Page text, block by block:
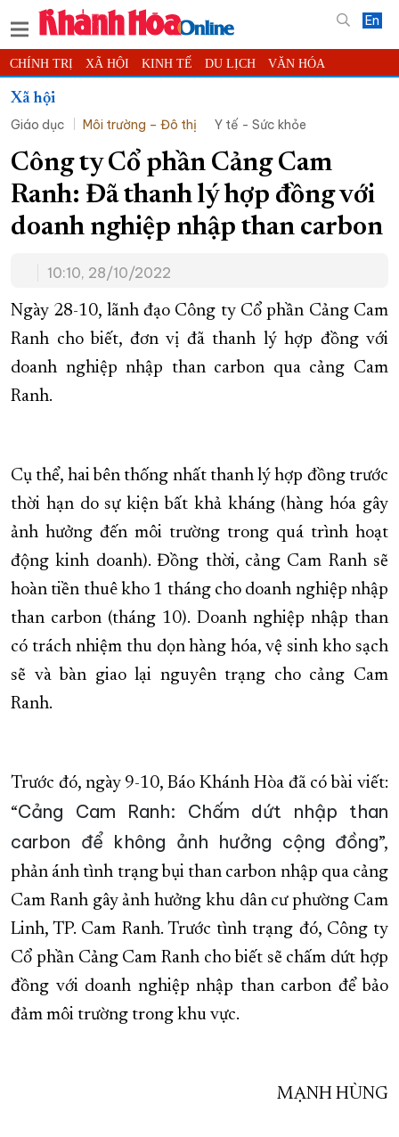
En
CHÍNH TRỊ XÃ HỘI KINH TẾ DU LỊCH VĂN HÓA
THỂ THAO
KHOA HỌC - CÔNG NGHỆ PHÁP LUẬT BẠN ĐỌC
THẾ GIỚI MULTIMEDIA VIDEO ĐỌC BÁO ONLINE
PODCAST THÔNG TIN - QUẢNG CÁO
QUY HOẠCH TỈNH KHÁNH HÒA
CHUNG TAY CẢI CÁCH HÀNH CHÍNH
XÂY DỰNG NÔNG THÔN MỚI LỊCH CẮT ĐIỆN
TÀU - XE - MÁY BAY
KỶ NIỆM 370 NĂM XÂY DỰNG VÀ PHÁT TRIỂN TỈNH KHÁNH HÒA
KHOẢNH KHẮC ĐẸP XỨ TRẦM
Xã hội
Giáo dục
Môi trường – Đô thị Y tế - Sức khỏe
Công ty Cổ phần Cảng Cam
Ranh: Đã thanh lý hợp đồng với
doanh nghiệp nhập than carbon
10:10, 28/10/2022
Ngày 28-10, lãnh đạo Công ty Cổ phần Cảng Cam
Ranh cho biết, đơn vị đã thanh lý hợp đồng với
doanh nghiệp nhập than carbon qua cảng Cam
Ranh.
Cụ thể, hai bên thống nhất thanh lý hợp đồng trước
thời hạn do sự kiện bất khả kháng (hàng hóa gây
ảnh hưởng đến môi trường trong quá trình hoạt
động kinh doanh). Đồng thời, cảng Cam Ranh sẽ
hoàn tiền thuê kho 1 tháng cho doanh nghiệp nhập
than carbon (tháng 10). Doanh nghiệp nhập than
có trách nhiệm thu dọn hàng hóa, vệ sinh kho sạch
sẽ và bàn giao lại nguyên trạng cho cảng Cam
Ranh.
Trước đó, ngày 9-10, Báo Khánh Hòa đã có bài viết:
“Cảng Cam Ranh: Chấm dứt nhập than
carbon để không ảnh hưởng cộng đồng”,
phản ánh tình trạng bụi than carbon nhập qua cảng
Cam Ranh gây ảnh hưởng khu dân cư phường Cam
Linh, TP. Cam Ranh. Trước tình trạng đó, Công ty
Cổ phần Cảng Cam Ranh cho biết sẽ chấm dứt hợp
đồng với doanh nghiệp nhập than carbon để bảo
đảm môi trường trong khu vực.
MẠNH HÙNG